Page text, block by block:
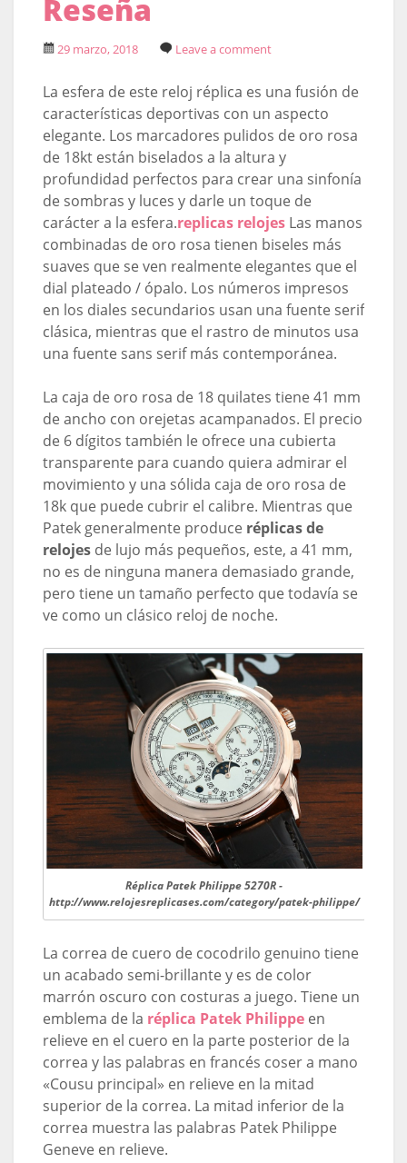
Reseña
29 marzo, 2018 Leave a comment
La esfera de este reloj réplica es una fusión de
características deportivas con un aspecto
elegante. Los marcadores pulidos de oro rosa
de 18kt están biselados a la altura y
profundidad perfectos para crear una sinfonía
de sombras y luces y darle un toque de
carácter a la esfera.replicas relojesLas manos
combinadas de oro rosa tienen biseles más
suaves que se ven realmente elegantes que el
dial plateado / ópalo. Los números impresos
en los diales secundarios usan una fuente serif
clásica, mientras que el rastro de minutos usa
una fuente sans serif más contemporánea.
La caja de oro rosa de 18 quilates tiene 41 mm
de ancho con orejetas acampanados. El precio
de 6 dígitos también le ofrece una cubierta
transparente para cuando quiera admirar el
movimiento y una sólida caja de oro rosa de
18k que puede cubrir el calibre. Mientras que
Patek generalmente produce réplicas de
relojesde lujo más pequeños, este, a 41 mm,
no es de ninguna manera demasiado grande,
pero tiene un tamaño perfecto que todavía se
ve como un clásico reloj de noche.
Réplica Patek Philippe 5270R -
http://www.relojesreplicases.com/category/patek-philippe/
La correa de cuero de cocodrilo genuino tiene
un acabado semi-brillante y es de color
marrón oscuro con costuras a juego. Tiene un
emblema de la réplica Patek Philippeen
relieve en el cuero en la parte posterior de la
correa y las palabras en francés coser a mano
«Cousu principal» en relieve en la mitad
superior de la correa. La mitad inferior de la
correa muestra las palabras Patek Philippe
Geneve en relieve.